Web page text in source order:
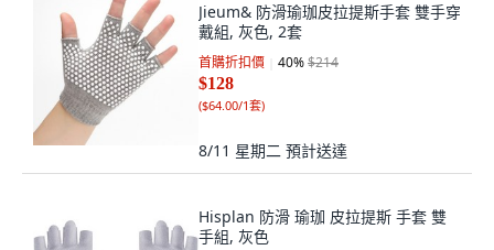
Jieum& 防滑瑜珈皮拉提斯手套 雙手穿
戴組, 灰色, 2套
首購折扣價 40%$214
$128
($64.00/1套)
8/11 星期二 預計送達
Hisplan 防滑 瑜珈 皮拉提斯 手套 雙
手組, 灰色